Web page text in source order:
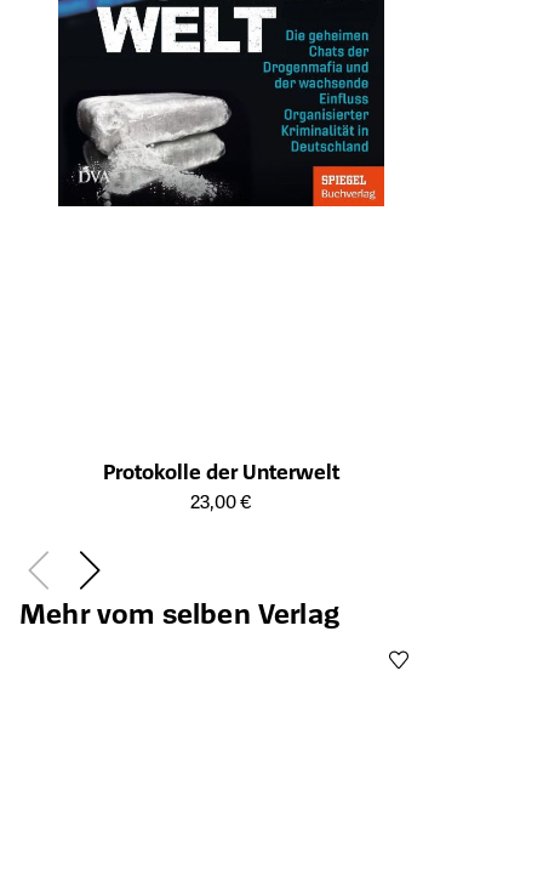
Protokolle der Unterwelt
Öffnet die Detailseite des Produkts
23,00 €
Mehr vom selben Verlag